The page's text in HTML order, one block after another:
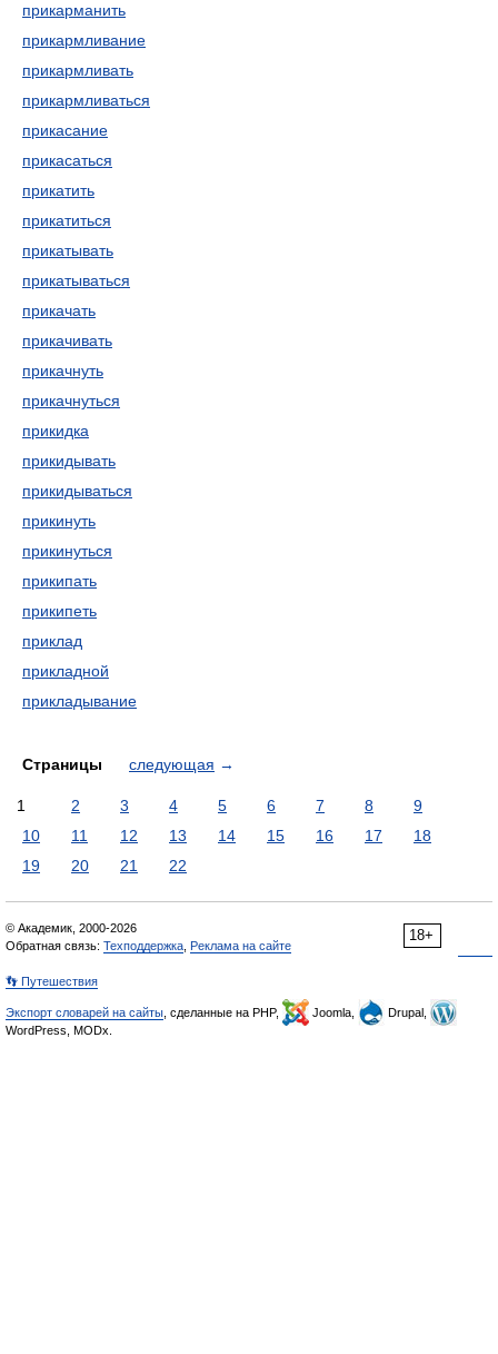
прикарманить
прикармливание
прикармливать
прикармливаться
прикасание
прикасаться
прикатить
прикатиться
прикатывать
прикатываться
прикачать
прикачивать
прикачнуть
прикачнуться
прикидка
прикидывать
прикидываться
прикинуть
прикинуться
прикипать
прикипеть
приклад
прикладной
прикладывание
Страницы следующая →
1 2 3 4 5 6 7 8
9
10
11 12 13 14 15 16 17
18
19
20 21 22
18+
© Академик, 2000-2026
Обратная связь: Техподдержка Реклама на сайте
👣 Путешествия
Экспорт словарей на сайты , сделанные на PHP, Joomla,
Drupal,
WordPress, MODx.